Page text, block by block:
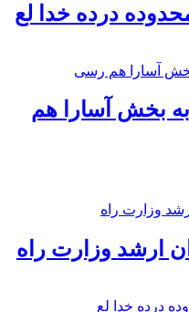
درده خدا لع
به بخش آسارا هم
ارشد وزارت راه